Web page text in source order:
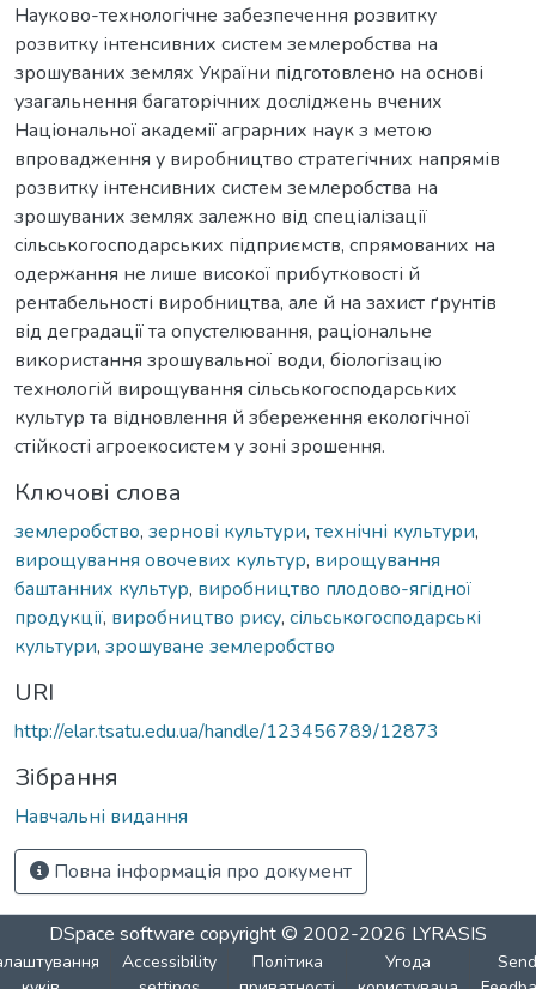
Науково-технологічне забезпечення розвитку
розвитку інтенсивних систем землеробства на
зрошуваних землях України підготовлено на основі
узагальнення багаторічних досліджень вчених
Національної академії аграрних наук з метою
впровадження у виробництво стратегічних напрямів
розвитку інтенсивних систем землеробства на
зрошуваних землях залежно від спеціалізації
сільськогосподарських підприємств, спрямованих на
одержання не лише високої прибутковості й
рентабельності виробництва, але й на захист ґрунтів
від деградації та опустелювання, раціональне
використання зрошувальної води, біологізацію
технологій вирощування сільськогосподарських
культур та відновлення й збереження екологічної
стійкості агроекосистем у зоні зрошення.
Ключові слова
землеробство, зернові культури, технічні культури,
вирощування овочевих культур, вирощування
баштанних культур, виробництво плодово-ягідної
продукції, виробництво рису, сільськогосподарські
культури, зрошуване землеробство
URI
http://elar.tsatu.edu.ua/handle/123456789/12873
Зібрання
Навчальні видання
Повна інформація про документ
DSpace software copyright © 2002-2026 LYRASIS
Accessibility
Політика
Угода
Send